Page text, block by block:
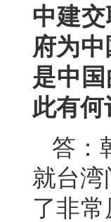
中建
府为
是中
此有何
答：
就台湾
了非